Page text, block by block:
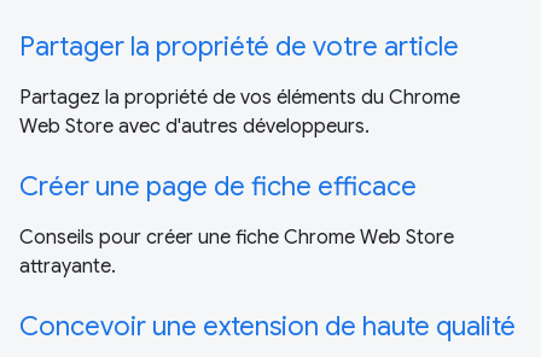
Partager la propriété de votre article
Partagez la propriété de vos éléments du Chrome
Web Store avec d'autres développeurs.
Créer une page de fiche efficace
Conseils pour créer une fiche Chrome Web Store
attrayante.
Concevoir une extension de haute qualité